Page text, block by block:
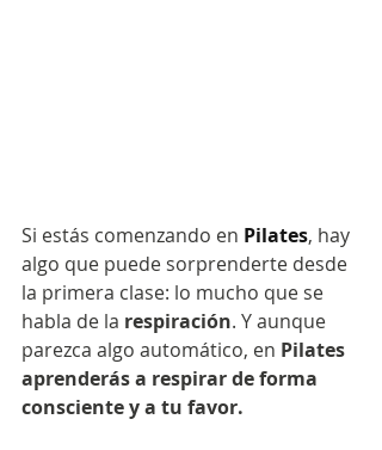
Si estás comenzando en Pilates, hay
algo que puede sorprenderte desde
la primera clase: lo mucho que se
habla de la respiración. Y aunque
parezca algo automático, en Pilates
aprenderás a respirar de forma
consciente y a tu favor.